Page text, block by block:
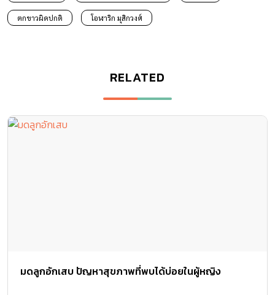
ตกขาวผิดปกติ โอฬาริก มุสิกวงศ์
RELATED
มดลูกอักเสบ ปัญหาสุขภาพที่พบได้บ่อยในผู้หญิง